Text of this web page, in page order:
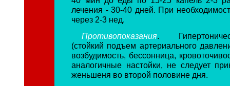
лечения - 30-40 дней. При
через 2-3 нед.
Противопоказания.
(стойкий подъем артериального
возбудимость, бессонница,
аналогичные настойки, не следует
женьшеня во второй половине дня.